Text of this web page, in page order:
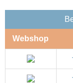
Webshop